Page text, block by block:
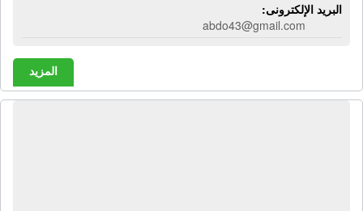
البريد الإلكترونى:
abdo43@gmail.com
المزيد